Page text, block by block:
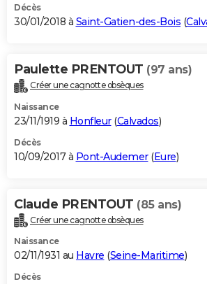
Décès
30/01/2018 à Saint-Gatien-des-Bois (
Paulette PRENTOUT (97 ans)
Créer une cagnotte obsèques
Naissance
23/11/1919 à Honfleur(Calvados)
Décès
10/09/2017 à Pont-Audemer(Eure)
Claude PRENTOUT (85 ans)
Créer une cagnotte obsèques
Naissance
02/11/1931 au Havre (Seine-Maritime)
Décès